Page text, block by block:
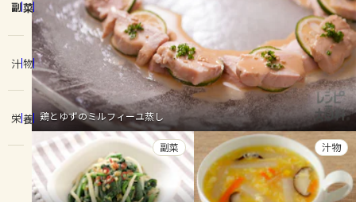
ホーム
コンテンツ
レシピ
トーク
よくあるお問い合わせ
きゅうり なす トマト
ピーマン
みょうが ゴーヤ
副菜
汁物
栄養 鶏とゆずのミルフィーユ蒸し
副菜 汁物